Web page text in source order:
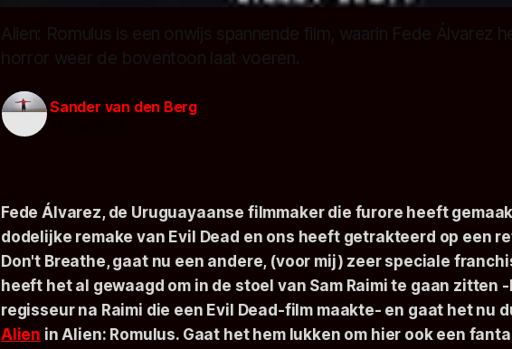
Alien: Romulus is een onwijs spannende film, waarin Fede Álvarez
horror weer de boventoon laat voeren.
Sander van den Berg
Fede Álvarez, de Uruguayaanse filmmaker die furore heeft
dodelijke remake van Evil Dead en ons heeft getrakteerd op een
Don't Breathe, gaat nu een andere, (voor mij) zeer speciale
heeft het al gewaagd om in de stoel van Sam Raimi te gaan zitten
regisseur na Raimi die een Evil Dead-film maakte- en gaat het nu
Alien inAlien: Romulus. Gaat het hem lukken om hier ook een